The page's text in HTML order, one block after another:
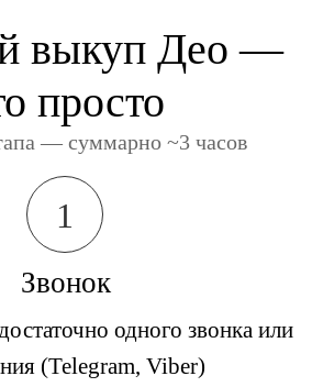
выкуп Део —
просто
— суммарно ~3 часов
1
Звонок
одного звонка или
(Telegram, Viber)